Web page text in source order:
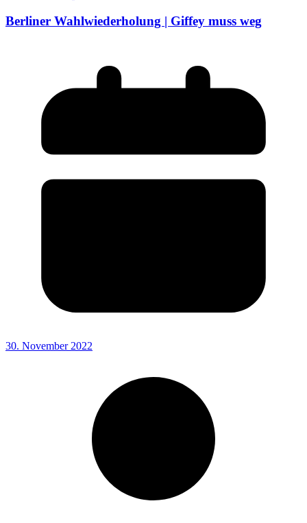
Berliner Wahlwiederholung | Giffey muss weg
30. November 2022